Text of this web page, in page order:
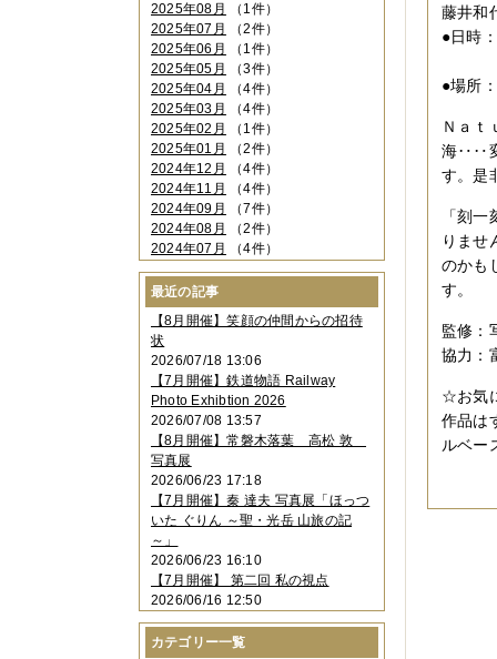
藤井和
●日時
●場所
Ｎａｔ
海‥‥変
す。
「刻
りませ
のかも
す。
監修：
協力：
☆お気
作品は
ルベー
2025年08月
（1件）
2025年07月
（2件）
2025年06月
（1件）
2025年05月
（3件）
2025年04月
（4件）
2025年03月
（4件）
2025年02月
（1件）
2025年01月
（2件）
2024年12月
（4件）
2024年11月
（4件）
2024年09月
（7件）
2024年08月
（2件）
2024年07月
（4件）
2024年06月（4件）
2024年04月
2024年03月（3件）
2024年02月（2件）
2023年12月
2023年11月 （4件）
2023年10月（3件）
2023年09月（4件）
2023年08月 （1件）
2023年06月（3件）
2023年05月
2023年04月 （2件）
2023年03月（5件）
2023年02月（3件）
2023年01月
2022年12月 （3件）
2022年11月（2件）
2022年10月（4件）
2022年09月（2件）
2022年08月
（3件）
最近の記事
【8月開催】笑顔の仲間からの招待
状
2026/07/18 13:06
【7月開催】鉄道物語 Railway
Photo Exhibtion 2026
2026/07/08 13:57
【8月開催】常磐木落葉 高松 敦
写真展
2026/06/23 17:18
【7月開催】秦 達夫 写真展「ほっつ
いた ぐりん ～聖・光岳 山旅の記
～」
2026/06/23 16:10
【7月開催】 第二回 私の視点
2026/06/16 12:50
カテゴリー一覧